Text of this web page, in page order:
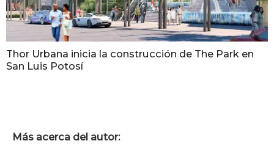
Thor Urbana inicia la construcción de The Park en
San Luis Potosí
Más acerca del autor: